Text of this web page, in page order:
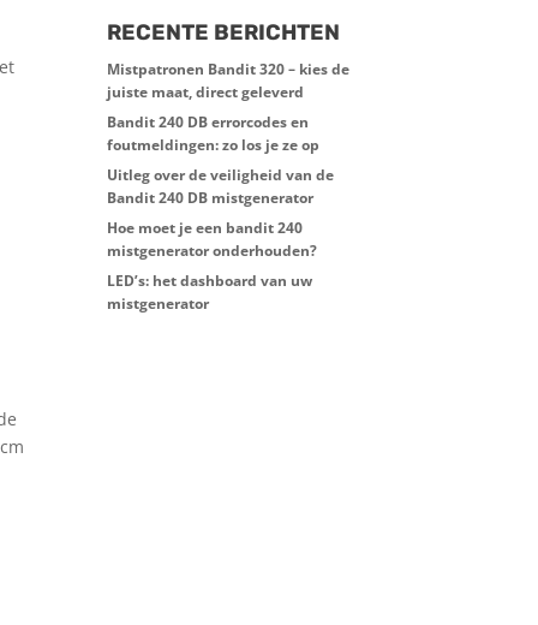
RECENTE BERICHTEN
Mistpatronen Bandit 320 – kies de
juiste maat, direct geleverd
Bandit 240 DB errorcodes en
foutmeldingen: zo los je ze op
Uitleg over de veiligheid van de
Bandit 240 DB mistgenerator
Hoe moet je een bandit 240
mistgenerator onderhouden?
LED’s: het dashboard van uw
mistgenerator